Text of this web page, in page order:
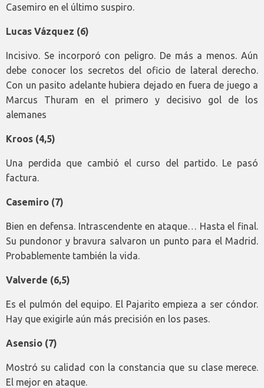
Casemiro en el último suspiro.
Lucas Vázquez (6)
Incisivo. Se incorporó con peligro. De más a menos. Aún
debe conocer los secretos del oficio de lateral derecho.
Con un pasito adelante hubiera dejado en fuera de juego a
Marcus Thuram en el primero y decisivo gol de los
alemanes
Kroos (4,5)
Una perdida que cambió el curso del partido. Le pasó
factura.
Casemiro (7)
Bien en defensa. Intrascendente en ataque… Hasta el final.
Su pundonor y bravura salvaron un punto para el Madrid.
Probablemente también la vida.
Valverde (6,5)
Es el pulmón del equipo. El Pajarito empieza a ser cóndor.
Hay que exigirle aún más precisión en los pases.
Asensio (7)
Mostró su calidad con la constancia que su clase merece.
El mejor en ataque.